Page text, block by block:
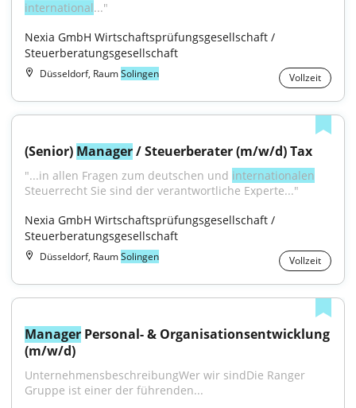
international..."
Nexia GmbH Wirtschaftsprüfungsgesellschaft /
Steuerberatungsgesellschaft
Düsseldorf, RaumSolingen Vollzeit
(Senior) Manager / Steuerberater (m/w/d) Tax
"...in allen Fragen zum deutschen und internationalen
Steuerrecht Sie sind der verantwortliche Experte..."
Nexia GmbH Wirtschaftsprüfungsgesellschaft /
Steuerberatungsgesellschaft
Düsseldorf, RaumSolingen Vollzeit
Manager Personal- & Organisationsentwicklung
(m/w/d)
UnternehmensbeschreibungWer wir sindDie Ranger
Gruppe ist einer der führenden...